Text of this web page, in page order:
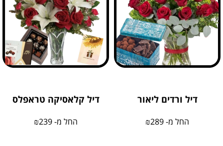
דיל ורדים ליאור
החל מ- ₪289
דיל קלאסיקה טראפלס
החל מ- ₪239